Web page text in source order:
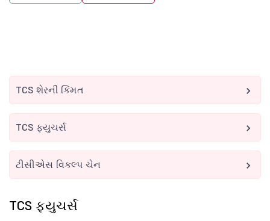
TCS શેરની કિંમત
TCS ફ્યુચર્સ
ટીસીએસ વિકલ્પ ચેન
TCS ફ્યુચર્સ